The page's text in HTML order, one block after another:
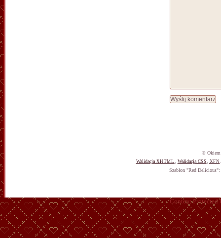
© Okiem
Walidacja XHTML , Walidacja CSS, XFN
Szablon "Red Delicious":
Content Protected